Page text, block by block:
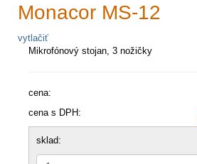
Monacor MS-12
vytlačiť
Mikrofónový stojan, 3 nožičky
cena:
cena s DPH:
sklad: